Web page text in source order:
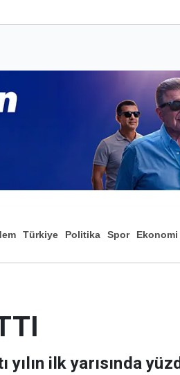
Türkiye Politika Spor Ekonomi
ilk yarısında